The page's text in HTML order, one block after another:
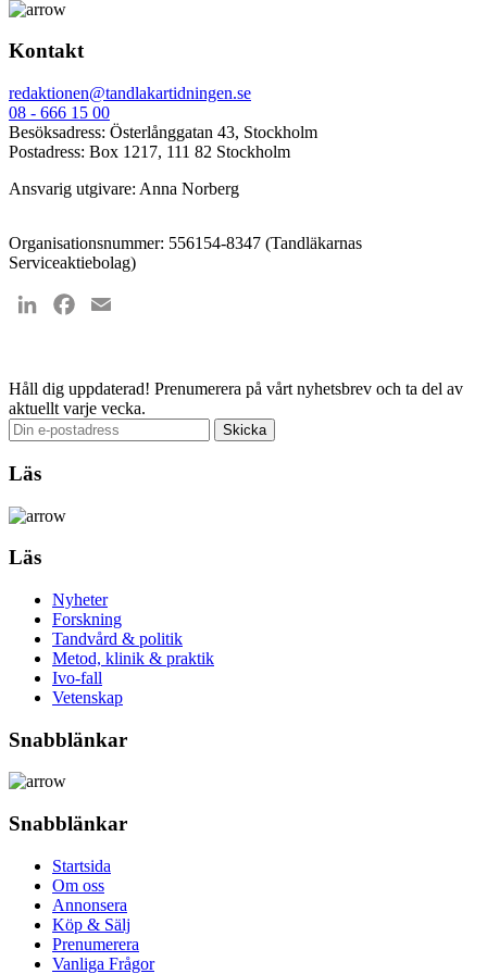
Kontakt
redaktionen@tandlakartidningen.se
08 - 666 15 00
Besöksadress: Österlånggatan 43, Stockholm
Postadress: Box 1217, 111 82 Stockholm
Ansvarig utgivare: Anna Norberg
Organisationsnummer: 556154-8347 (Tandläkarnas
Serviceaktiebolag)
LinkedInFacebook
Håll dig uppdaterad! Prenumerera på vårt nyhetsbrev och ta del av
aktuellt varje vecka.
Läs
Läs
Nyheter
Forskning
Tandvård & politik
Metod, klinik & praktik
Ivo-fall
Vetenskap
Snabblänkar
Snabblänkar
Startsida
Om oss
Annonsera
Köp & Sälj
Prenumerera
Vanliga Frågor